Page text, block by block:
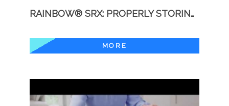
RAINBOW® SRX: PROPERLY STORING YOUR RAINBOW
MORE